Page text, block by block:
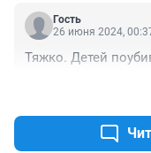
Гость
26 июня 2024,
Тяжко. Детей